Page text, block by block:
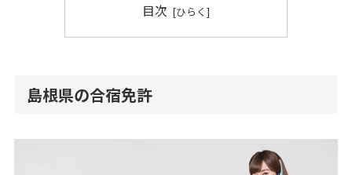
目次
島根県の合宿免許